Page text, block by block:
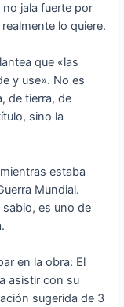
jala fuerte por
lo quiere.
que «las
y use». No es
de tierra, de
sino la
estaba
Mundial.
es uno de
en la obra: El
asistir con su
sugerida de 3